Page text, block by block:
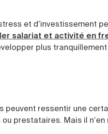
et d’investissement
salariat et activité en
plus
ressentir une
prestataires. Mais il